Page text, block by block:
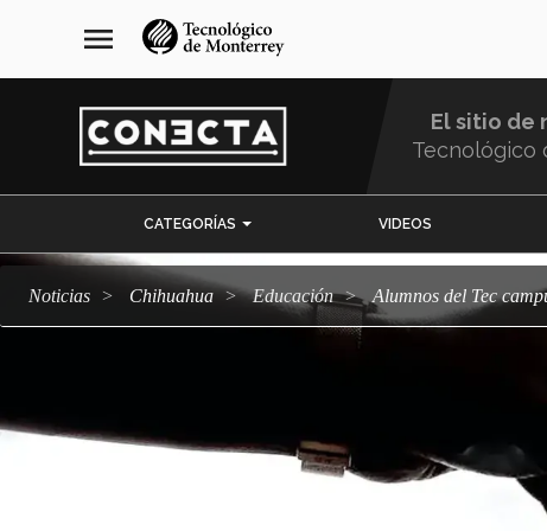
navegación
principal
menu
El sitio de
Tecnológico
CATEGORÍAS VIDEOS
Noticias Chihuahua Educación Alumnos del Tec